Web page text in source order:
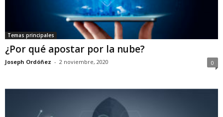
Temas principales
¿Por qué apostar por la nube?
Joseph Ordóñez - 2 noviembre, 2020 0